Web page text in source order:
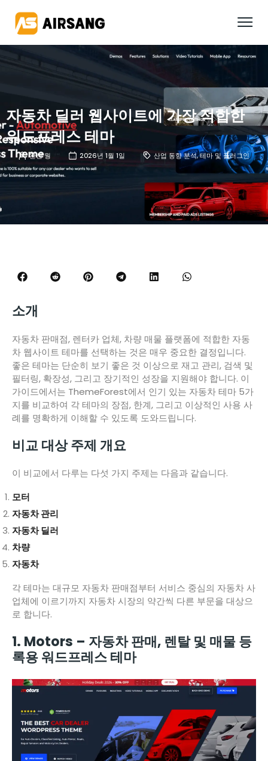
자동차 딜러 웹사이트에 가장 적합한
워드프레스 테마
완신 웡 2026년 1월 1일 산업 동향 분석,테마 및 플러그인
소개
자동차 판매점, 렌터카 업체, 차량 매물 플랫폼에 적합한 자동
차 웹사이트 테마를 선택하는 것은 매우 중요한 결정입니다.
좋은 테마는 단순히 보기 좋은 것 이상으로 재고 관리, 검색 및
필터링, 확장성, 그리고 장기적인 성장을 지원해야 합니다. 이
가이드에서는 ThemeForest에서 인기 있는 자동차 테마 5가
지를 비교하여 각 테마의 장점, 한계, 그리고 이상적인 사용 사
례를 명확하게 이해할 수 있도록 도와드립니다.
비교 대상 주제 개요
이 비교에서 다루는 다섯 가지 주제는 다음과 같습니다.
모터
자동차 관리
자동차 딜러
차량
자동차
각 테마는 대규모 자동차 판매점부터 서비스 중심의 자동차 사
업체에 이르기까지 자동차 시장의 약간씩 다른 부문을 대상으
로 합니다.
1. Motors – 자동차 판매, 렌탈 및 매물 등
록용 워드프레스 테마